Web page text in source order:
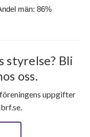
män: 86%
Bli
oss.
uppgifter